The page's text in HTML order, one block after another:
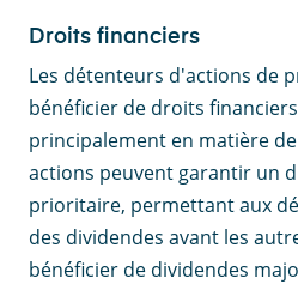
Droits financiers
Les détenteurs d'actions de
bénéficier de droits
principalement en matière
actions peuvent garantir un
prioritaire, permettant aux
des dividendes avant les
bénéficier de dividendes